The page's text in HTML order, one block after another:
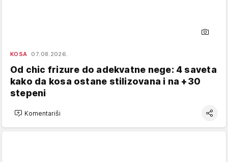
KOSA 07.08.2026.
Od chic frizure do adekvatne nege: 4 saveta
kako da kosa ostane stilizovana i na +30
stepeni
Komentariši